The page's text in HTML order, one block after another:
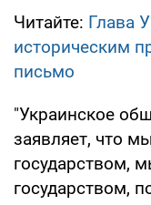
Читайте: Глава
историческим
письмо
"Украинское
заявляет, что
государством,
государством,